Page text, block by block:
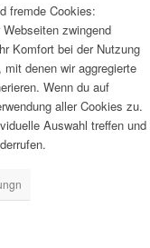
fremde Cookies:
zwingend
Komfort bei der Nutzung
denen wir aggregierte
Wenn du auf
aller Cookies zu.
Auswahl treffen und